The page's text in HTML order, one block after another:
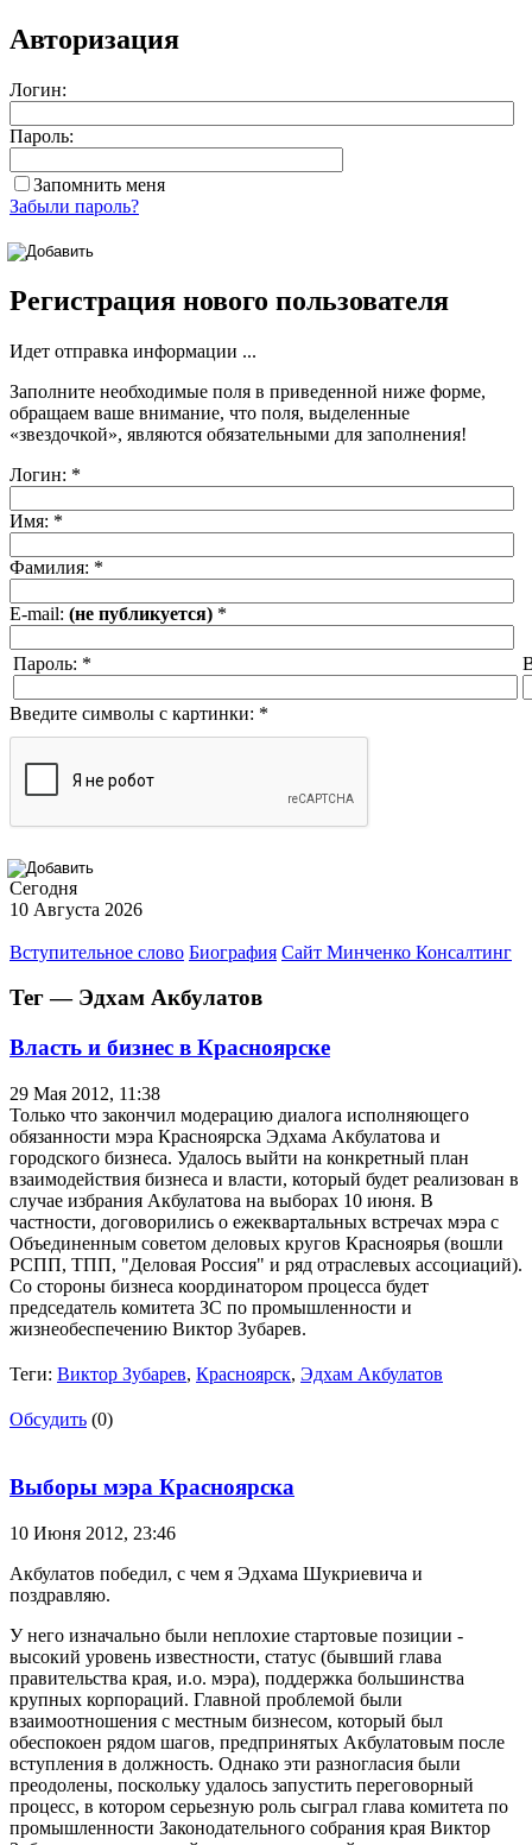
Авторизация
Логин:
Пароль:
Запомнить меня
Забыли пароль?
Регистрация нового пользователя
Идет отправка информации ...
Заполните необходимые поля в приведенной ниже форме,
обращаем ваше внимание, что поля, выделенные
«звездочкой», являются обязательными для заполнения!
Логин: *
Имя: *
Фамилия: *
E-mail: (не публикуется) *
Пароль: *
Введите символы с картинки: *
Сегодня
10 Августа 2026
Вступительное слово Биография Сайт Минченко Консалтинг
Тег — Эдхам Акбулатов
Власть и бизнес в Красноярске
29 Мая 2012, 11:38
Только что закончил модерацию диалога исполняющего
обязанности мэра Красноярска Эдхама Акбулатова и
городского бизнеса. Удалось выйти на конкретный план
взаимодействия бизнеса и власти, который будет реализован в
случае избрания Акбулатова на выборах 10 июня. В
частности, договорились о ежеквартальных встречах мэра с
Объединенным советом деловых кругов Красноярья (вошли
РСПП, ТПП, "Деловая Россия" и ряд отраслевых ассоциаций).
Со стороны бизнеса координатором процесса будет
председатель комитета ЗС по промышленности и
жизнеобеспечению Виктор Зубарев.
Теги: Виктор Зубарев, Красноярск, Эдхам Акбулатов
Обсудить (0)
Выборы мэра Красноярска
10 Июня 2012, 23:46
Акбулатов победил, с чем я Эдхама Шукриевича и
поздравляю.
У него изначально были неплохие стартовые позиции -
высокий уровень известности, статус (бывший глава
правительства края, и.о. мэра), поддержка большинства
крупных корпораций. Главной проблемой были
взаимоотношения с местным бизнесом, который был
обеспокоен рядом шагов, предпринятых Акбулатовым после
вступления в должность. Однако эти разногласия были
преодолены, поскольку удалось запустить переговорный
процесс, в котором серьезную роль сыграл глава комитета по
промышленности Законодательного собрания края Виктор